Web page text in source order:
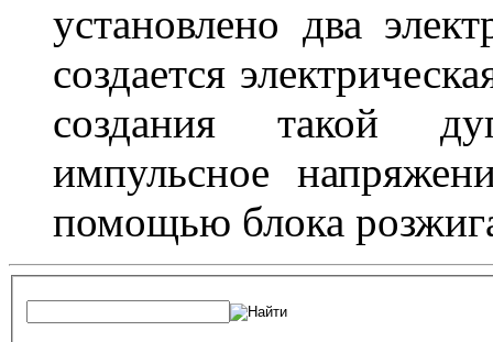
установлено два
создается
создания такой
импульсное
помощью блока